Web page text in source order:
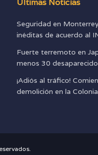
Últimas Noticias
Seguridad en
inéditas de acuerdo al
Fuerte terremoto en
menos 30
¡Adiós al tráfico!
demolición en la